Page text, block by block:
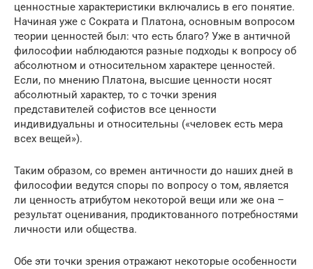
ценностные характеристики включались в его понятие.
Начиная уже с Сократа и Платона, основным вопросом
теории ценностей был: что есть благо? Уже в античной
философии наблюдаются разные подходы к вопросу об
абсолютном и относительном характере ценностей.
Если, по мнению Платона, высшие ценности носят
абсолютный характер, то с точки зрения
представителей софистов все ценности
индивидуальны и относительны («человек есть мера
всех вещей»).
Таким образом, со времен античности до наших дней в
философии ведутся споры по вопросу о том, является
ли ценность атрибутом некоторой вещи или же она –
результат оценивания, продиктованного потребностями
личности или общества.
Обе эти точки зрения отражают некоторые особенности